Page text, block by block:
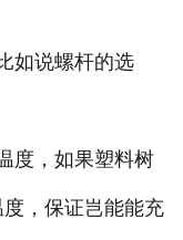
如说螺杆的选
度，如果塑料树
，保证岂能能充